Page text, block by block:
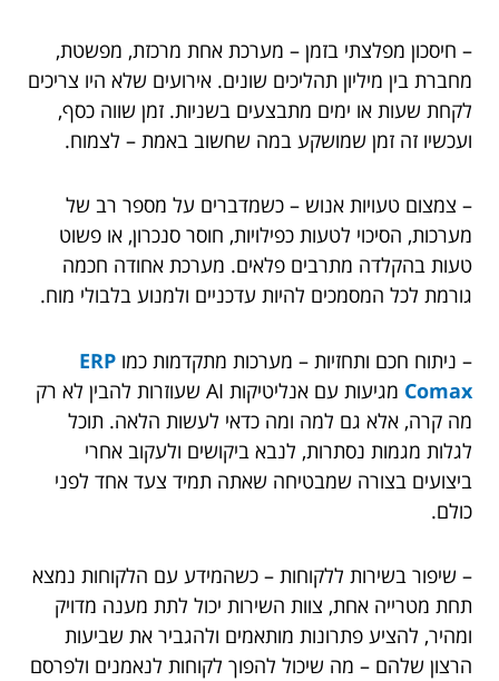
– חיסכון מפלצתי בזמן – מערכת אחת מרכזת, מפשטת,
מחברת בין מיליון תהליכים שונים. אירועים שלא היו צריכים
לקחת שעות או ימים מתבצעים בשניות. זמן שווה כסף,
ועכשיו זה זמן שמושקע במה שחשוב באמת – לצמוח.
– צמצום טעויות אנוש – כשמדברים על מספר רב של
מערכות, הסיכוי לטעות כפילויות, חוסר סנכרון, או פשוט
טעות בהקלדה מתרבים פלאים. מערכת אחודה חכמה
גורמת לכל המסמכים להיות עדכניים ולמנוע בלבולי מוח.
– ניתוח חכם ותחזיות – מערכות מתקדמות כמו ERP
Comax
מגיעות עם אנליטיקות AI שעוזרות להבין לא רק
מה קרה, אלא גם למה ומה כדאי לעשות הלאה. תוכל
לגלות מגמות נסתרות, לנבא ביקושים ולעקוב אחרי
ביצועים בצורה שמבטיחה שאתה תמיד צעד אחד לפני
כולם.
– שיפור בשירות ללקוחות – כשהמידע עם הלקוחות נמצא
תחת מטרייה אחת, צוות השירות יכול לתת מענה מדויק
ומהיר, להציע פתרונות מותאמים ולהגביר את שביעות
הרצון שלהם – מה שיכול להפוך לקוחות לנאמנים ולפרסם